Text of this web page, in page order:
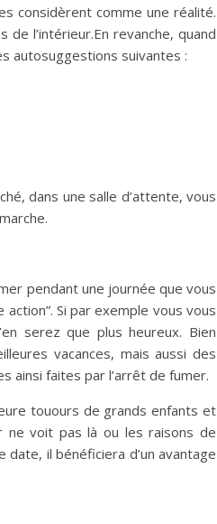
considèrent comme une réalité.
l’intérieur.En revanche, quand
autosuggestions suivantes :
dans une salle d’attente, vous
pendant une journée que vous
Si par exemple vous vous
serez que plus heureux. Bien
vacances, mais aussi des
ainsi faites par l’arrêt de fumer.
touours de grands enfants et
ne voit pas là ou les raisons de
date, il bénéficiera d’un avantage